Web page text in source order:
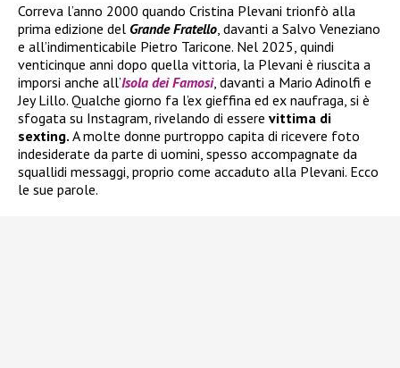
Correva l’anno 2000 quando Cristina Plevani trionfò alla
prima edizione del Grande Fratello , davanti a Salvo Veneziano
e all’indimenticabile Pietro Taricone. Nel 2025, quindi
venticinque anni dopo quella vittoria, la Plevani è riuscita a
imporsi anche all’Isola dei Famosi, davanti a Mario Adinolfi e
Jey Lillo. Qualche giorno fa l’ex gieffina ed ex naufraga, si è
sfogata su Instagram, rivelando di essere vittima di
sexting. A molte donne purtroppo capita di ricevere foto
indesiderate da parte di uomini, spesso accompagnate da
squallidi messaggi, proprio come accaduto alla Plevani. Ecco
le sue parole.